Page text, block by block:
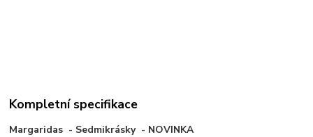
Kompletní specifikace
Margaridas - Sedmikrásky - NOVINKA